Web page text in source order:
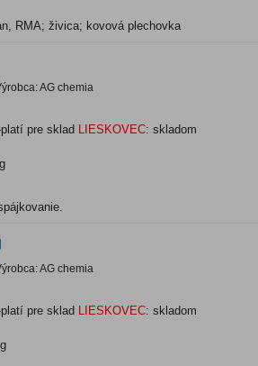
RMA; živica; kovová plechovka
AG chemia
pre sklad LIESKOVEC: skladom
AG chemia
pre sklad LIESKOVEC: skladom